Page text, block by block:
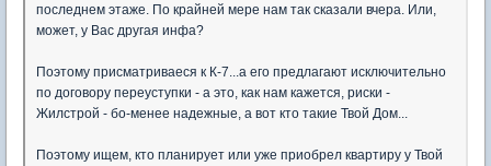
последнем этаже. По крайней мере нам так сказали вчера. Или,
может, у Вас другая инфа?
Поэтому присматриваеся к К-7...а его предлагают исключительно
по договору переуступки - а это, как нам кажется, риски -
Жилстрой - бо-менее надежные, а вот кто такие Твой Дом...
Поэтому ищем, кто планирует или уже приобрел квартиру у Твой